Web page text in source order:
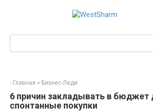
- Главная » Бизнес-Леди
6 причин закладывать в бюджет
спонтанные покупки